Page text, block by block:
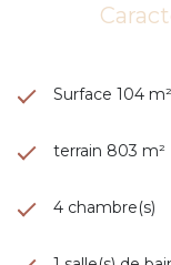
Surface 104 m²
terrain 803 m²
4 chambre(s)